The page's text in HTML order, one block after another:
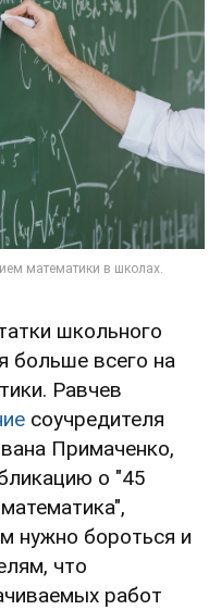
школьного
больше всего на
Равчев
соучредителя
Примаченко,
о "45
нужно бороться и
что
работ